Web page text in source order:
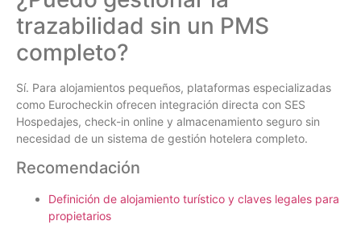
trazabilidad sin un PMS
completo?
Sí. Para alojamientos pequeños, plataformas especializadas
como Eurocheckin ofrecen integración directa con SES
Hospedajes, check-in online y almacenamiento seguro sin
necesidad de un sistema de gestión hotelera completo.
Recomendación
Definición de alojamiento turístico y claves legales para
propietarios